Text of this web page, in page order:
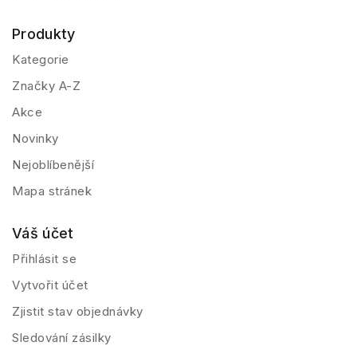
Produkty
Kategorie
Značky A-Z
Akce
Novinky
Nejoblíbenější
Mapa stránek
Váš účet
Přihlásit se
Vytvořit účet
Zjistit stav objednávky
Sledování zásilky